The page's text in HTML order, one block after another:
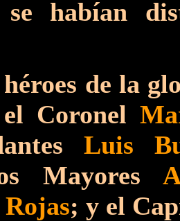
se habían
héroes de la
Coronel
Luis
Mayores
; y el